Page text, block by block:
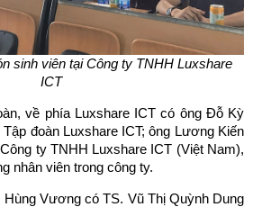
sinh viên tại Công ty TNHH Luxshare
ICT
về phía Luxshare ICT có ông Đỗ Kỳ
đoàn Luxshare ICT; ông Lương Kiến
ty TNHH Luxshare ICT (Việt Nam),
nhân viên trong công ty.
Vương có TS. Vũ Thị Quỳnh Dung